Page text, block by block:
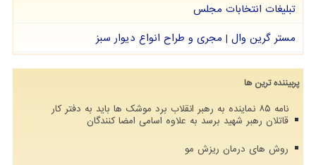
تبلیغات انتخابات مجلس
مستر گرین وال | مجری و طراح انواع دیوار سبز
پربیننده ترین ها
نامه ۸۵ نماینده به رهبر انقلاب برد موشک ها باید به دفتر کار
قاتلان رهبر شهید برسد به علاوه اسامی امضا کنندگان
روش های درمان ریزش مو